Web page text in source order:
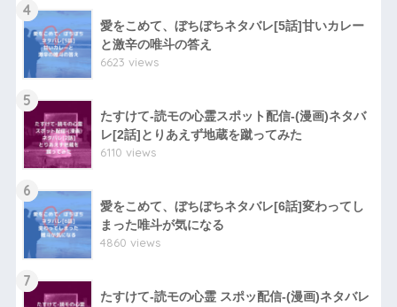
4
愛をこめて、ぼちぼちネタバレ[5話]甘いカレー
と激辛の唯斗の答え
6623 views
5
たすけて-読モの心霊スポット配信-(漫画)ネタバ
レ[2話]とりあえず地蔵を蹴ってみた
6110 views
6
愛をこめて、ぼちぼちネタバレ[6話]変わってし
まった唯斗が気になる
4860 views
7
たすけて-読モの心霊 スポッ配信-(漫画)ネタバレ